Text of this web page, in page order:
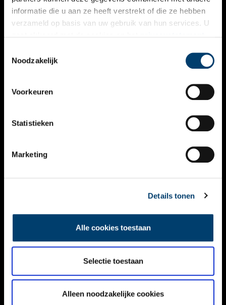
informatie die u aan ze heeft verstrekt of die ze hebben
verzameld op basis van uw gebruik van hun services. U
Noodzakelijk
Voorkeuren
Statistieken
Marketing
Details tonen
Alle cookies toestaan
Selectie toestaan
Alleen noodzakelijke cookies
KALENDER
ACTIVITEITEN
NIEUWSBRIEF
DISCLAIMER
TOEGANKELIJKHEID
Volg ONH op social media